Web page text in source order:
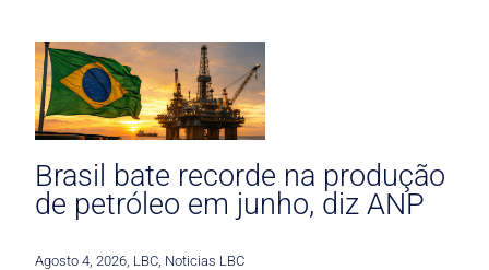
Brasil bate recorde na produção
de petróleo em junho, diz ANP
Agosto 4, 2026 LBC Noticias LBC